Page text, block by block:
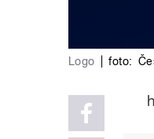
Logo foto: